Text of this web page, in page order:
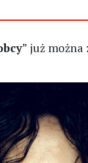
” już można